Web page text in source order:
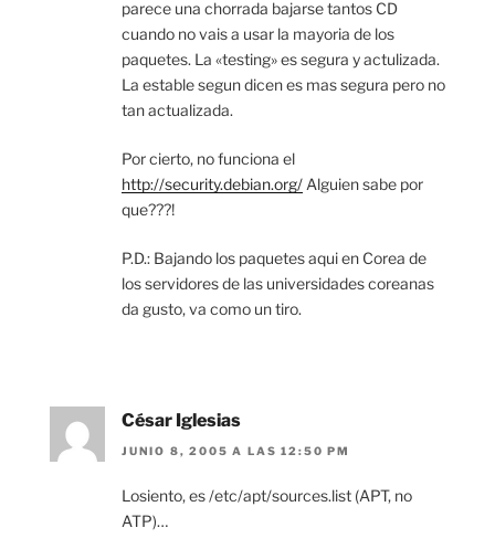
parece una chorrada bajarse tantos CD
cuando no vais a usar la mayoria de los
paquetes. La «testing» es segura y actulizada.
La estable segun dicen es mas segura pero no
tan actualizada.
Por cierto, no funciona el
http://security.debian.org/ Alguien sabe por
que???!
P.D.: Bajando los paquetes aqui en Corea de
los servidores de las universidades coreanas
da gusto, va como un tiro.
César Iglesias
JUNIO 8, 2005 A LAS 12:50 PM
Losiento, es /etc/apt/sources.list (APT, no
ATP)…